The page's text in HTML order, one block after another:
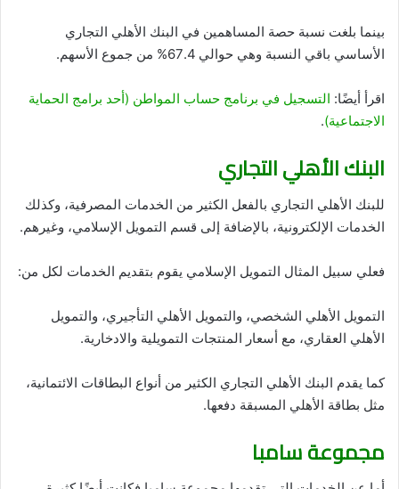
بينما بلغت نسبة حصة المساهمين في البنك الأهلي التجاري
الأساسي باقي النسبة وهي حوالي 67.4% من جموع الأسهم.
اقرأ أيضًا: التسجيل في برنامج حساب المواطن (أحد برامج الحماية
الاجتماعية).
البنك الأهلي التجاري
للبنك الأهلي التجاري بالفعل الكثير من الخدمات المصرفية، وكذلك
الخدمات الإلكترونية، بالإضافة إلى قسم التمويل الإسلامي، وغيرهم.
فعلي سبيل المثال التمويل الإسلامي يقوم بتقديم الخدمات لكل من:
التمويل الأهلي الشخصي، والتمويل الأهلي التأجيري، والتمويل
الأهلي العقاري، مع أسعار المنتجات التمويلية والادخارية.
كما يقدم البنك الأهلي التجاري الكثير من أنواع البطاقات الائتمانية،
مثل بطاقة الأهلي المسبقة دفعها.
مجموعة سامبا